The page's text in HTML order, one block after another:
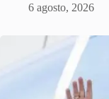
6 agosto, 2026